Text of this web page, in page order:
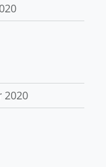
2020